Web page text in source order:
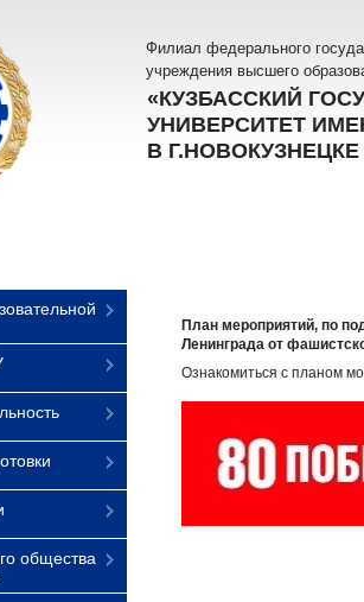
Филиал федерального
учреждения высшего
«КУЗБАССКИЙ
УНИВЕРСИТЕТ
В Г.НОВОКУЗНЕЦКЕ
общества
План мероприятий, по
Ленинграда от
Ознакомиться с планом